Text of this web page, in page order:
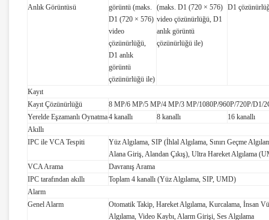
Anlık Görüntüsü
görüntü (maks.
D1 (720 × 576)
video
çözünürlüğü,
D1 anlık
görüntü
çözünürlüğü ile)
(maks. D1 (720 × 576)
video çözünürlüğü, D1
anlık görüntü
çözünürlüğü ile)
D1
Kayıt
Kayıt Çözünürlüğü
8 MP/6 MP/5 MP/4 MP/3 MP/1080P/960P/720P/D1/
Yerelde Eşzamanlı Oynatma4 kanallı 8 kanallı
16 kanallı
Akıllı
IPC ile VCA Tespiti
Yüz Algılama, SIP (İhlal Algılama, Sınırı Geçme
Alana Giriş, Alandan Çıkış), Ultra Hareket Algılama
VCA Arama
Davranış Arama
IPC tarafından akıllı
Toplam 4 kanallı (Yüz Algılama, SIP, UMD)
Alarm
Genel Alarm
Otomatik Takip, Hareket Algılama, Kurcalama, İnsan
Algılama, Video Kaybı, Alarm Girişi, Ses Algılama